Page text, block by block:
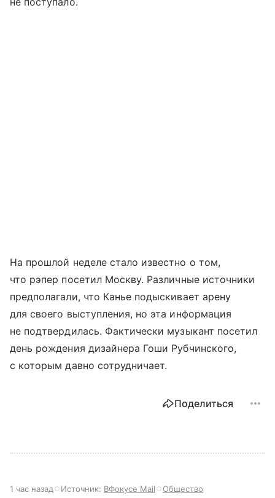
На прошлой неделе стало известно о том,
что рэпер посетил Москву. Различные источники
предполагали, что Канье подыскивает арену
для своего выступления, но эта информация
не подтвердилась. Фактически музыкант посетил
день рождения дизайнера Гоши Рубчинского,
с которым давно сотрудничает.
Поделиться
1 час назад Источник: ВФокусе Mail Общество